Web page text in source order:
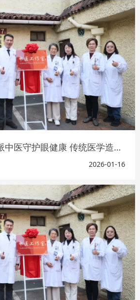
中国新闻网：海派中医守护眼健康 传统医学造福眼病患者
2026-01-16